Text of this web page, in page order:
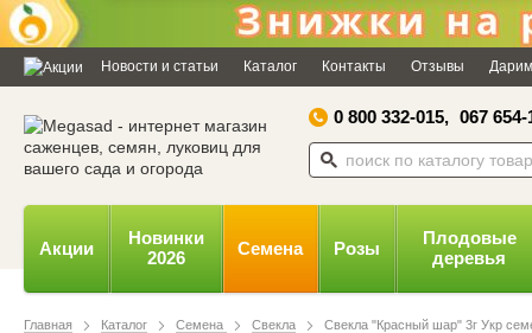
Дозвольте сайту megasad.net
відправляти вам сповіщення на
робочий стіл.
Powered by SendPulse Заборонити
Новости и статьи Каталог Контакты Отзывы
0 800 332-015, 067 654-
Акции
Новинки
2026
Семена Розы
Плодовые
деревья
Главная Каталог Семена Свекла Свекла "Красный шар" 3г Укр